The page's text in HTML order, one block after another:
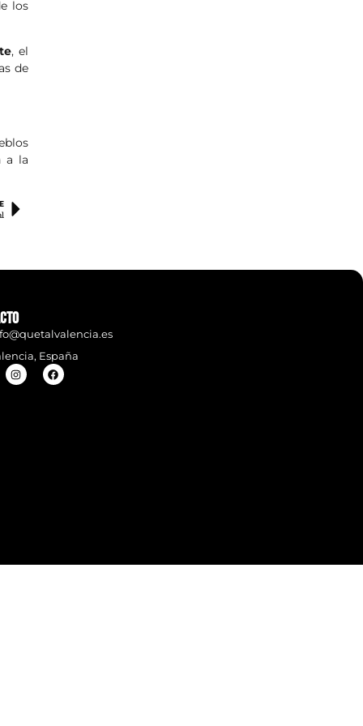
los
, el
de
a la
España